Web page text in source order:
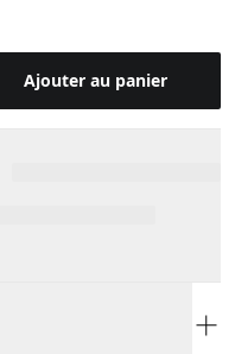
Ajouter au panier